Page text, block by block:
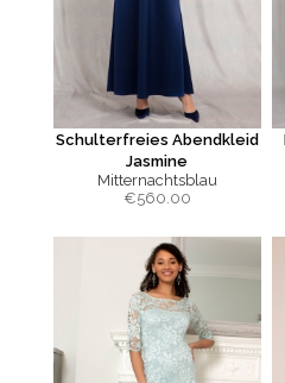
Schulterfreies Abendkleid
Jasmine
Mitternachtsblau
€560.00